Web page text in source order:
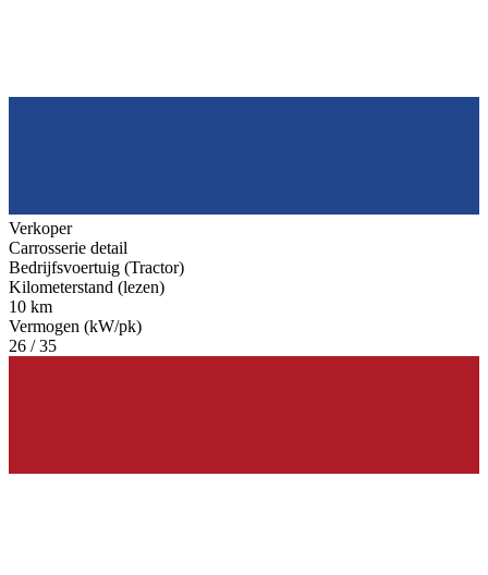
Verkoper
Carrosserie detail
Bedrijfsvoertuig (Tractor)
Kilometerstand (lezen)
10 km
Vermogen (kW/pk)
26 / 35